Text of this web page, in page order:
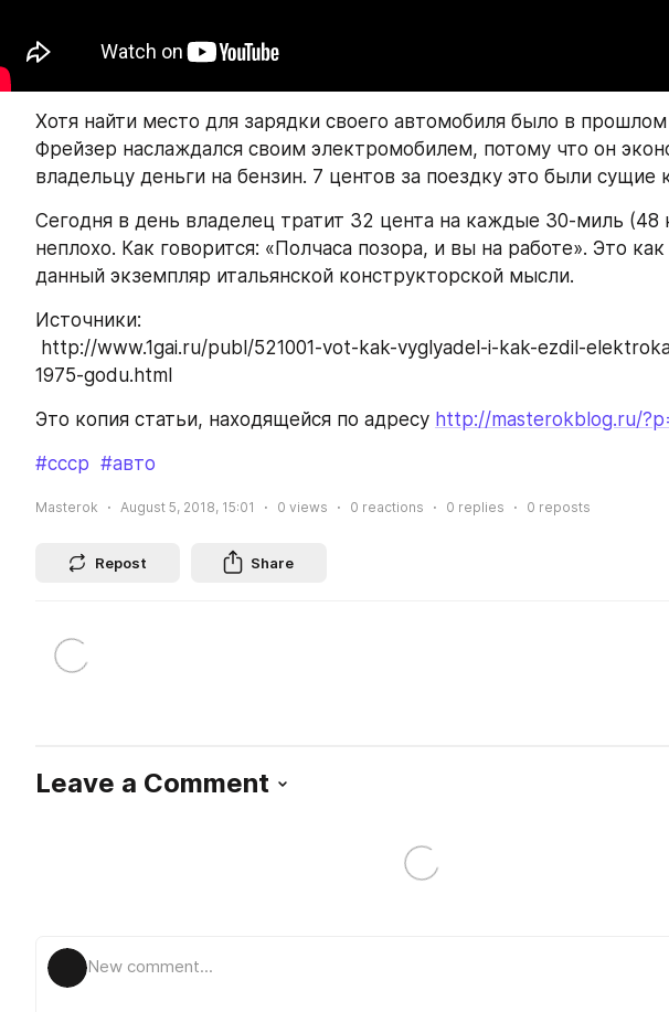
Хотя найти место для зарядки своего автомобиля было в прошлом
Фрейзер наслаждался своим электромобилем, потому что он
владельцу деньги на бензин. 7 центов за поездку это были сущие
Сегодня в день владелец тратит 32 цента на каждые 30-миль (48
неплохо. Как говорится: «Полчаса позора, и вы на работе». Это
данный экземпляр итальянской конструкторской мысли.
Источники:
1975-godu.html
Это копия статьи, находящейся по адресу http://masterokblog.ru/
#ссср #авто
Masterok August 5, 2018, 15:01 0 views 0 reactions 0 replies 0 reposts
Repost Share
Leave a Comment